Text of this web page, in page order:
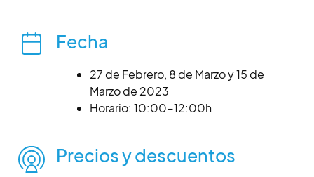
Fecha
27 de Febrero, 8 de Marzo y 15 de
Marzo de 2023
Horario: 10:00-12:00h
Precios y descuentos